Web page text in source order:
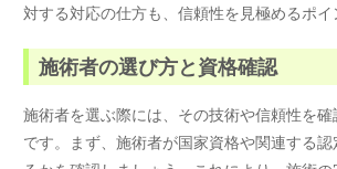
対する対応の仕方も、信頼性を見極めるポイ
施術者の選び方と資格確認
施術者を選ぶ際には、その技術や信頼性を
です。まず、施術者が国家資格や関連する